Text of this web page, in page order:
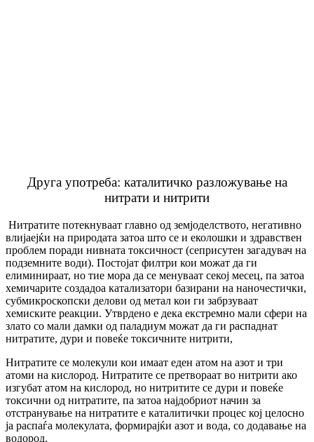
Друга употреба: каталитичко разложување на
нитрати и нитрити
Нитратите потекнуваат главно од земјоделството, негативно
влијаејќи на природата затоа што се и еколошки и здравствен
проблем поради нивната токсичност (сеприсутен загадувач на
подземните води). Постојат филтри кои можат да ги
елиминираат, но тие мора да се менуваат секој месец, па затоа
хемичарите создадоа катализатори базирани на наночестички,
субмикроскопски делови од метал кои ги забрзуваат
хемиските реакции. Утврдено е дека екстремно мали сфери на
злато со мали дамки од паладиум можат да ги распаднат
нитратите, дури и повеќе токсичните нитрити,
Нитратите се молекули кои имаат еден атом на азот и три
атоми на кислород. Нитратите се претвораат во нитрити ако
изгубат атом на кислород, но нитритите се дури и повеќе
токсични од нитратите, па затоа најдобриот начин за
отстранување на нитратите е каталитички процес кој целосно
ја распаѓа молекулата, формирајќи азот и вода, со додавање на
водород.